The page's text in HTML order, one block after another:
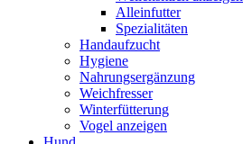
Alleinfutter
Spezialitäten
Handaufzucht
Hygiene
Nahrungsergänzung
Weichfresser
Winterfütterung
Vogel anzeigen